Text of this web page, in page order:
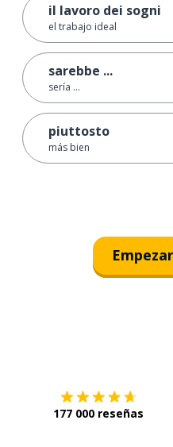
il lavoro dei sogni
el trabajo ideal
sarebbe ...
sería ...
piuttosto
más bien
177 000 reseñas